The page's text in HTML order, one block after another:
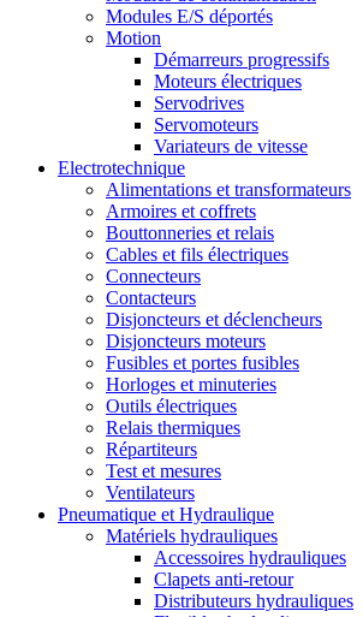
Modules E/S déportés
Motion
Démarreurs progressifs
Moteurs électriques
Servodrives
Servomoteurs
Variateurs de vitesse
Electrotechnique
Alimentations et transformateurs
Armoires et coffrets
Bouttonneries et relais
Cables et fils électriques
Connecteurs
Contacteurs
Disjoncteurs et déclencheurs
Disjoncteurs moteurs
Fusibles et portes fusibles
Horloges et minuteries
Outils électriques
Relais thermiques
Répartiteurs
Test et mesures
Ventilateurs
Pneumatique et Hydraulique
Matériels hydrauliques
Accessoires hydrauliques
Clapets anti-retour
Distributeurs hydrauliques